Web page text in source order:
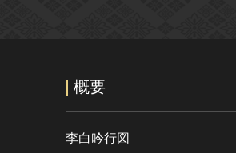
概要
李白吟行図